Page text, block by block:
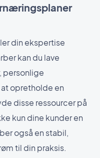
din ekspertise
kan du lave
personlige
opretholde en
disse ressourcer på
kun dine kunder en
også en stabil,
til din praksis.